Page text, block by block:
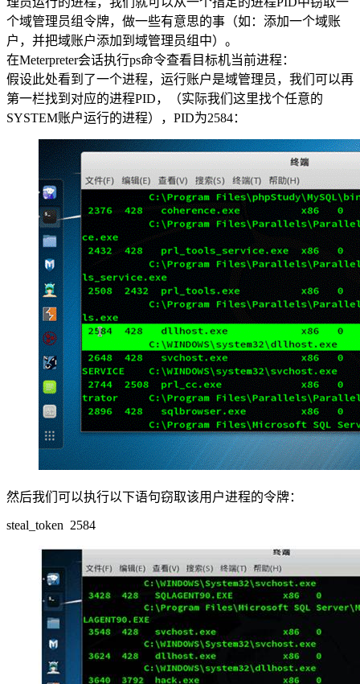
个域管理员组令牌，做一些有意思的事（如：添加一个域账
户，并把域账户添加到域管理员组中）。
在Meterpreter会话执行ps命令查看目标机当前进程：
假设此处看到了一个进程，运行账户是域管理员，我们可以再
第一栏找到对应的进程PID，（实际我们这里找个任意的
SYSTEM账户运行的进程），PID为2584：
然后我们可以执行以下语句窃取该用户进程的令牌：
steal_token 2584